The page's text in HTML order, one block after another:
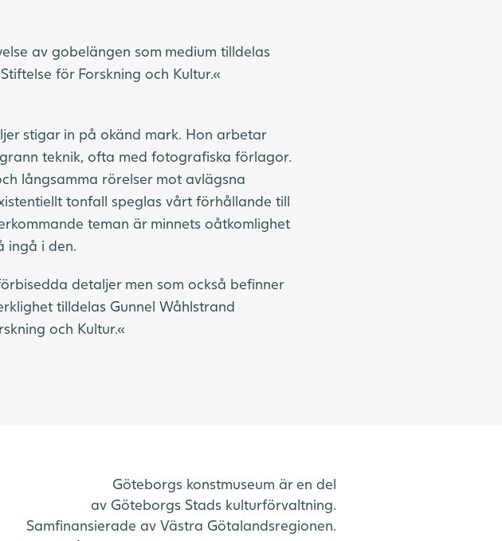
av gobelängen som medium tilldelas
för Forskning och Kultur.«
stigar in på okänd mark. Hon arbetar
teknik, ofta med fotografiska förlagor.
långsamma rörelser mot avlägsna
tonfall speglas vårt förhållande till
teman är minnets oåtkomlighet
ingå i den.
detaljer men som också befinner
tilldelas Gunnel Wåhlstrand
och Kultur.«
Göteborgs konstmuseum är en del
av Göteborgs Stads kulturförvaltning.
Samfinansierade av Västra Götalandsregionen.